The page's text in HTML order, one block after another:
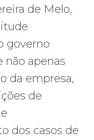
de Melo,
governo
não apenas
da empresa,
de
dos casos de